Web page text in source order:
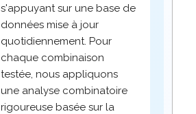
s'appuyant sur une base de
données mise à jour
quotidiennement. Pour
chaque combinaison
testée, nous appliquons
une analyse combinatoire
rigoureuse basée sur la